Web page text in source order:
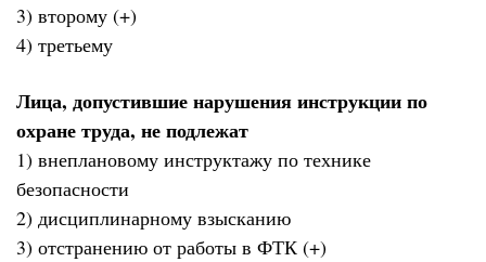
3) второму (+)
4) третьему
Лица, допустившие нарушения инструкции по
охране труда, не подлежат
1) внеплановому инструктажу по технике
безопасности
2) дисциплинарному взысканию
3) отстранению от работы в ФТК (+)